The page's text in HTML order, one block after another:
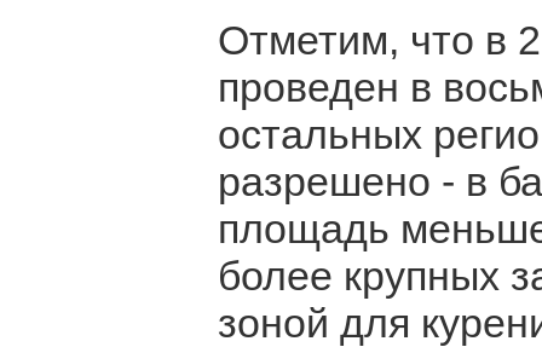
Отметим, что в
проведен в
остальных
разрешено - в
площадь
более крупных
зоной для